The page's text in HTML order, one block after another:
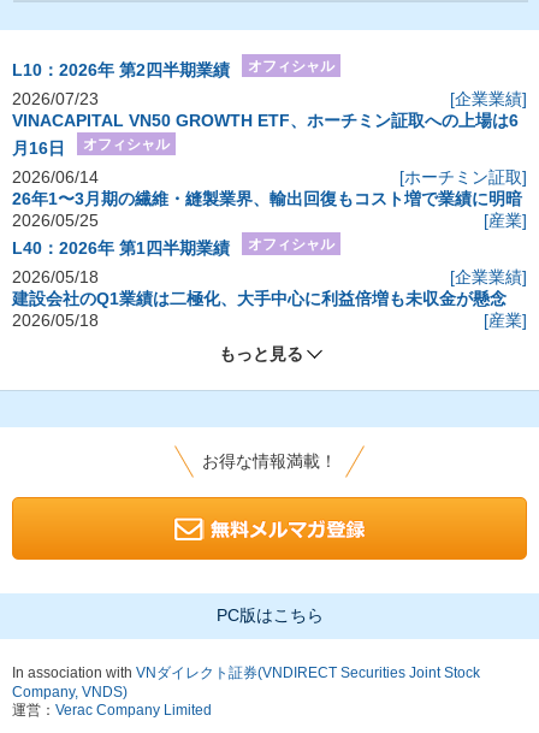
L10：2026年 第2四半期業績 オフィシャル
2026/07/23
[企業業績]
VINACAPITAL VN50 GROWTH ETF、ホーチミン証取への上場は6
月16日
オフィシャル
2026/06/14
[ホーチミン証取]
26年1〜3月期の繊維・縫製業界、輸出回復もコスト増で業績に明暗
2026/05/25
[産業]
L40：2026年 第1四半期業績
オフィシャル
2026/05/18
[企業業績]
建設会社のQ1業績は二極化、大手中心に利益倍増も未収金が懸念
2026/05/18
[産業]
もっと見る
お得な情報満載！
PC版はこちら
In association with VNダイレクト証券(VNDIRECT Securities Joint Stock
Company, VNDS)
運営： Verac Company Limited